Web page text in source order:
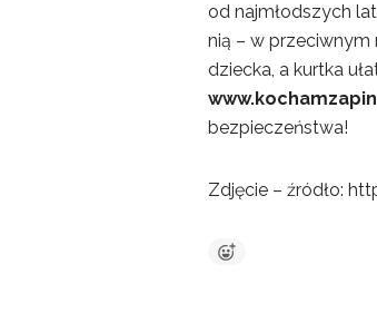
od najmłodszych
nią – w przeciwnym
dziecka, a kurtka
bezpieczeństwa!
Zdjęcie – źródło: